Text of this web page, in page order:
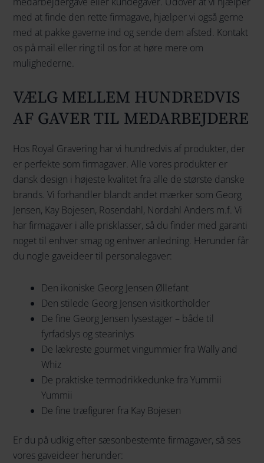
med at finde den rette firmagave, hjælper vi også gerne
med at pakke gaverne ind og sende dem afsted. Kontakt
os på mail eller ring til os for at høre mere om
mulighederne.
VÆLG MELLEM HUNDREDVIS
AF GAVER TIL MEDARBEJDERE
Hos Royal Gravering har vi hundredvis af produkter, der
er perfekte som firmagaver. Alle vores produkter er
dansk design i højeste kvalitet fra alle de største danske
brands. Vi forhandler blandt andet mærker som Georg
Jensen, Kay Bojesen, Rosendahl, Nordahl Anders m.f. Vi
har firmagaver i alle prisklasser, så du finder med garanti
noget til enhver smag og enhver anledning. Herunder får
du nogle gaveideer til personalegaver:
Den ikoniske Georg Jensen Øllefant
Den stilede Georg Jensen visitkortholder
De fine Georg Jensen lysestager – både til
fyrfadslys og stearinlys
De lækreste gourmet vingummier fra Wally and
Whiz
De praktiske termodrikkedunke fra Yummii
Yummii
De fine træfigurer fra Kay Bojesen
Er du på udkig efter sæsonbestemte firmagaver, så ses
vores gaveideer herunder: